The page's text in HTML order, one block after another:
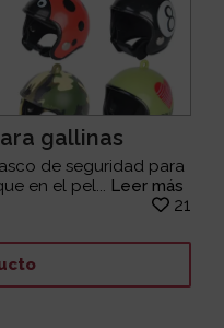
gallinas
de seguridad para
en el pel... Leer más
21